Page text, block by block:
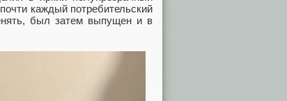
каждый потребительский
был затем выпущен и в